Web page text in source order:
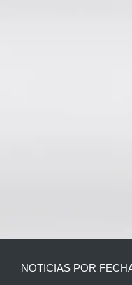
NOTICIAS POR